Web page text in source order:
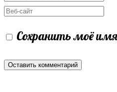
Сохранить моё